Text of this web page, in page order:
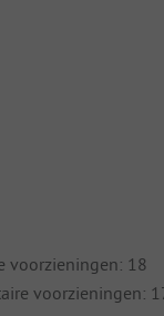
voorzieningen: 18
voorzieningen: